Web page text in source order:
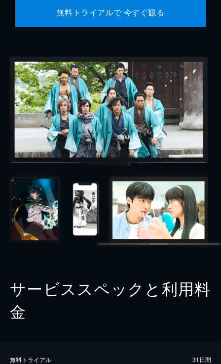
無料トライアルで 今すぐ観る
サービススペックと利用料
金
無料トライアル 31日間